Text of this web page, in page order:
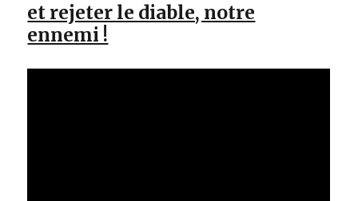
et rejeter le diable, notre
ennemi !